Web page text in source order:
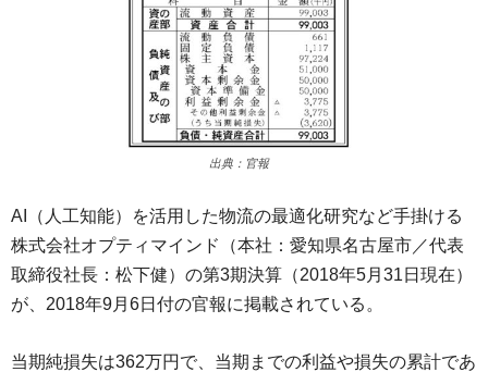
出典：官報
AI（人工知能）
を活用した物流の最適化研究など手掛ける
株式会社オプティマイン ド（本社：愛知県名古屋市／代表
取締役社長：松下健） の第3期決算（2018年5月31日現在）
が、2018年9月6日付の官報に掲載されている。
当期純損失は362万円で、当期までの利益や損失の累計であ